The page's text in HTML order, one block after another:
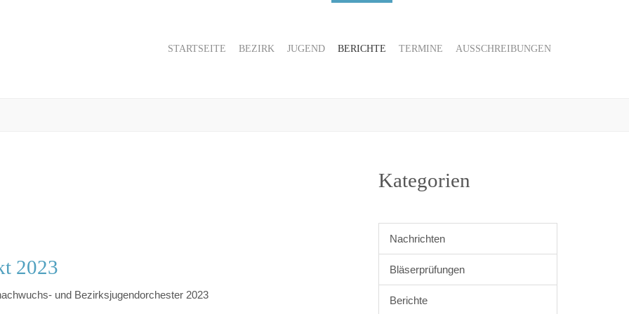
STARTSEITE BEZIRK JUGEND BERICHTE TERMINE AUSSCHREIBUNGEN
2023
und Bezirksjugendorchester 2023
Kategorien
Nachrichten
Bläserprüfungen
Berichte